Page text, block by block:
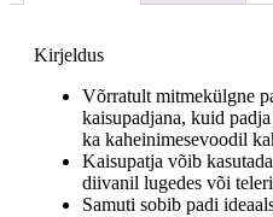
Kirjeldus
Võrratult mitmekülgne
kaisupadjana, kuid
ka kaheinimesevoodil
Kaisupatja võib
diivanil lugedes või
Samuti sobib padi